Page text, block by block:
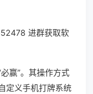
进群获取软
赢”。其操作方式
定义手机打牌系统